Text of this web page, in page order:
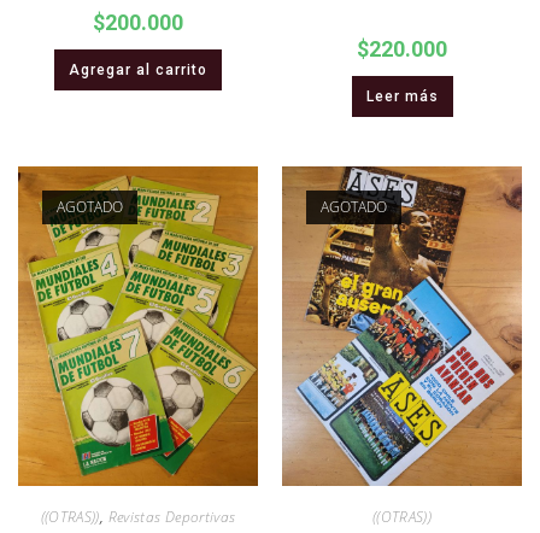
$200.000
Agregar al carrito
$220.000
Leer más
AGOTADO
((OTRAS)), Revistas Deportivas
AGOTADO
((OTRAS))